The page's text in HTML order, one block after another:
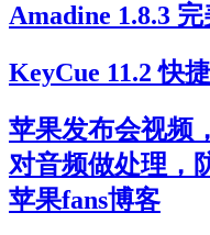
Amadine 1.8.3
KeyCue 11.2 快
苹果发布会视频
对音频做处理，
苹果fans博客